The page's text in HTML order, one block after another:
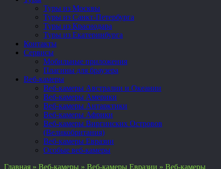
Туры из Москвы
Туры из Санкт-Петербурга
Туры из Краснодара
Туры из Екатеринбурга
Контакты
Сервисы
Мобильные приложения
Плагины для браузера
Веб-камеры
Веб-камеры Австралии и Океании
Веб-камеры Америки
Веб-камеры Антарктики
Веб-камеры Африки
Веб-камеры Виргинских Островов
(Великобритания)
Веб-камеры Евразии
Особые веб-камеры
Главная » Веб-камеры » Веб-камеры Евразии » Веб-камеры